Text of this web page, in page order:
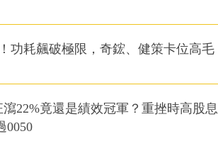
功耗飆破極限，奇鋐、健策卡位高毛
22%竟還是績效冠軍？重挫時高股息
0050